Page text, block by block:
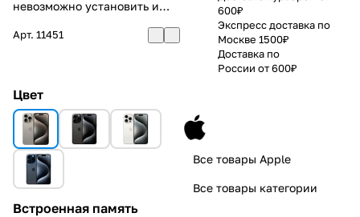
невозможно установить и
Арт. 11451
Цвет
Встроенная память
600₽
Экспресс доставка по
Москве 1500₽
Доставка по
России от 600₽
Все товары Apple
Все товары категории